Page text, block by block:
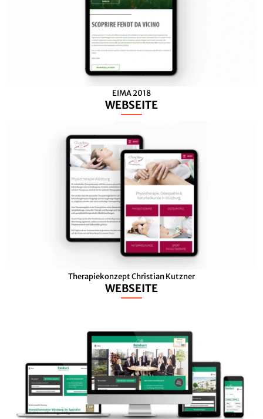
EIMA 2018
WEBSEITE
Therapiekonzept Christian Kutzner
WEBSEITE